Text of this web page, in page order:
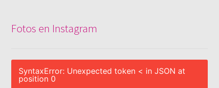
Fotos en Instagram
SyntaxError: Unexpected token < in JSON at
position 0